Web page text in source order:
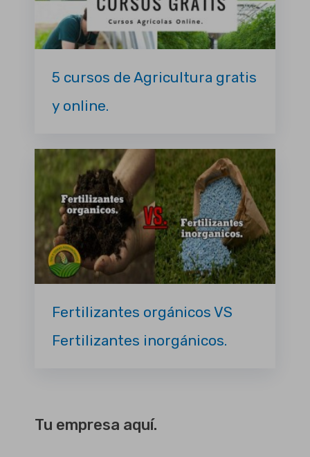
5 cursos de Agricultura gratis
y online.
Fertilizantes orgánicos VS
Fertilizantes inorgánicos.
Tu empresa aquí.